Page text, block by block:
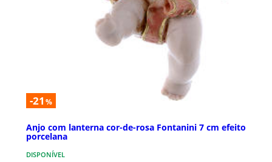
-21 %
Anjo com lanterna cor-de-rosa Fontanini 7 cm efeito
porcelana
DISPONÍVEL